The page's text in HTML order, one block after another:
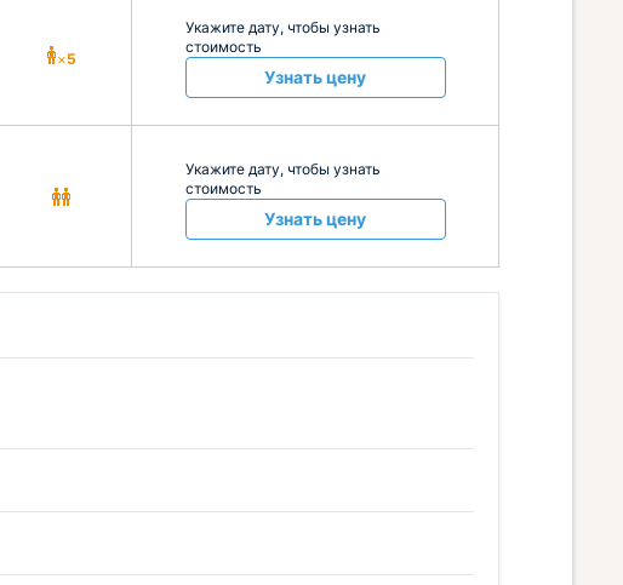
×5
Укажите дату, чтобы узнать
стоимость
Узнать цену
Укажите дату, чтобы узнать
стоимость
Узнать цену